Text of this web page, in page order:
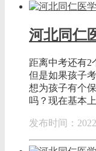
河北同仁
距离中考还有2
但是如果孩子
想为孩子有个
吗？现在基本
发布时间：